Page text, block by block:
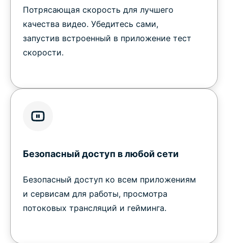
Потрясающая скорость для лучшего
качества видео. Убедитесь сами,
запустив встроенный в приложение тест
скорости.
Безопасный доступ в любой сети
Безопасный доступ ко всем приложениям
и сервисам для работы, просмотра
потоковых трансляций и гейминга.